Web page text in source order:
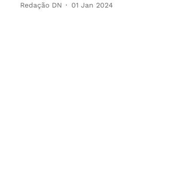
Redação DN 01 Jan 2024